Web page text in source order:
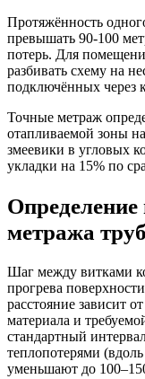
Протяжённость
превышать 90-100
потерь. Для
разбивать схему на
подключённых через
Точные метраж
отапливаемой зоны
змеевики в угловых
укладки на 15% по
метража
Шаг между витками
прогрева
расстояние зависит
материала и
стандартный
теплопотерями
уменьшают до